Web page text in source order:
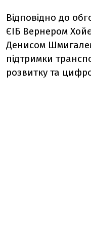
Відповідно до
ЄІБ Вернером
Денисом
підтримки
розвитку та